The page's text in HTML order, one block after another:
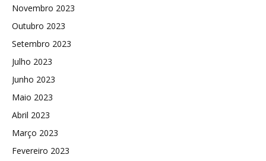
Novembro 2023
Outubro 2023
Setembro 2023
Julho 2023
Junho 2023
Maio 2023
Abril 2023
Março 2023
Fevereiro 2023